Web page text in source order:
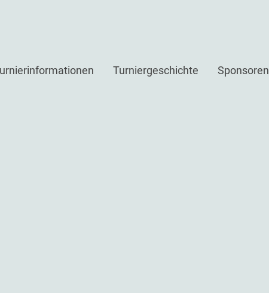
Turniergeschichte Sponsoren